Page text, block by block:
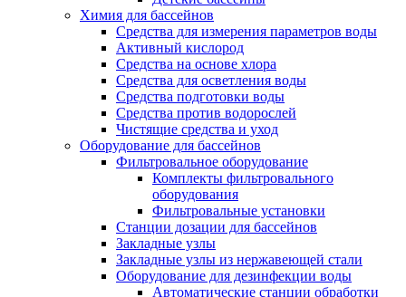
Химия для бассейнов
Средства для измерения параметров воды
Активный кислород
Средства на основе хлора
Средства для осветления воды
Средства подготовки воды
Средства против водорослей
Чистящие средства и уход
Оборудование для бассейнов
Фильтровальное оборудование
Комплекты фильтровального
оборудования
Фильтровальные установки
Станции дозации для бассейнов
Закладные узлы
Закладные узлы из нержавеющей стали
Оборудование для дезинфекции воды
Автоматические станции обработки